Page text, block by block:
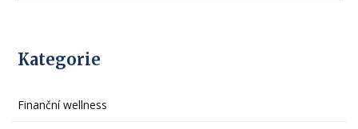
Kategorie
Finanční wellness